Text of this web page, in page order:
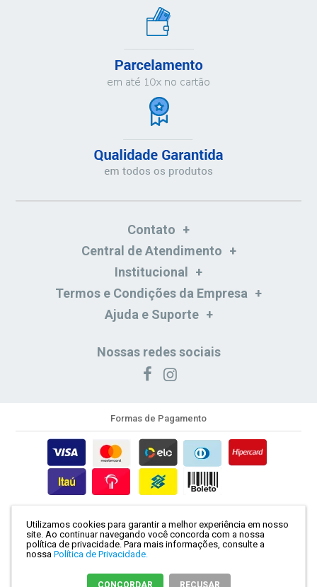
Utilizamos cookies para garantir a melhor experiência em nosso
site. Ao continuar navegando você concorda com a nossa
política de privacidade. Para mais informações, consulte a
nossa Política de Privacidade.
CONCORDAR RECUSAR
Contato
Central de Atendimento
Institucional
Termos e Condições da Empresa
Ajuda e Suporte
Nossas redes sociais
Formas de Pagamento
Segurança e Certificação